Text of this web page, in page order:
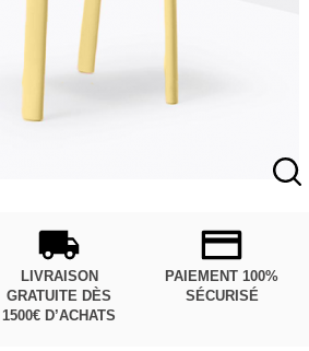
LIVRAISON
GRATUITE DÈS
1500€ D’ACHATS
PAIEMENT 100%
SÉCURISÉ